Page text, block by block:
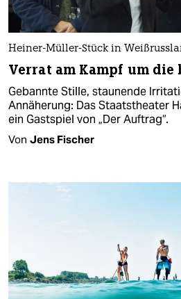
Heiner-Müller-Stück in
Verrat am Kampf um die
Gebannte Stille, staunende
Annäherung: Das Staatstheater
ein Gastspiel von „Der Auftrag“.
Von Jens Fischer